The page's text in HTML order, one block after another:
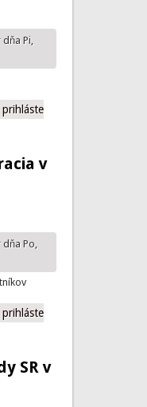
dňa Pi,
prihláste
v
dňa Po,
v plánovaní - záznam z
prihláste
SR v